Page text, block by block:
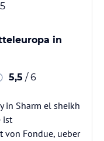
in
5,5 / 6
in Sharm el sheikh
ist
von Fondue, ueber